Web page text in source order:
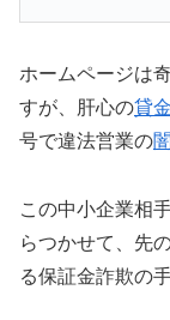
ホームページは
すが、肝心の貸
号で違法営業の
この中小企業相
らつかせて、先
る保証金詐欺の